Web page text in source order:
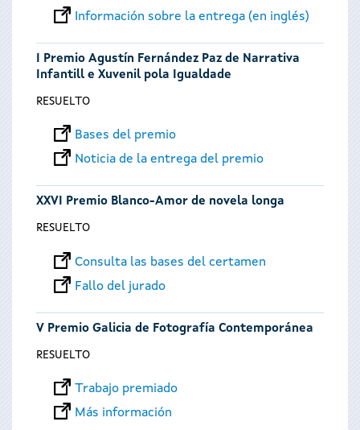
Información sobre la entrega (en inglés)
I Premio Agustín Fernández Paz de Narrativa
Infantill e Xuvenil pola Igualdade
RESUELTO
Bases del premio
Noticia de la entrega del premio
XXVI Premio Blanco-Amor de novela longa
RESUELTO
Consulta las bases del certamen
Fallo del jurado
V Premio Galicia de Fotografía Contemporánea
RESUELTO
Trabajo premiado
Más información